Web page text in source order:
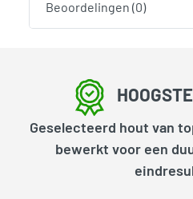
Beoordelingen (0)
Geselecteerd hout van
bewerkt voor een